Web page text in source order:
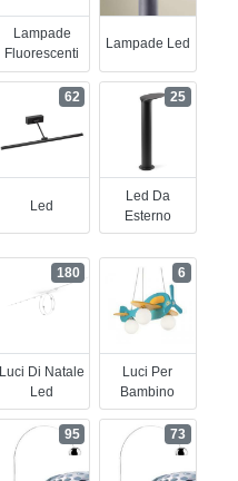
Lampade
Fluorescenti
Lampade Led
Led
62
Led Da
Esterno
25
Luci Di Natale
Led
180
Luci Per
Bambino
6
95 73